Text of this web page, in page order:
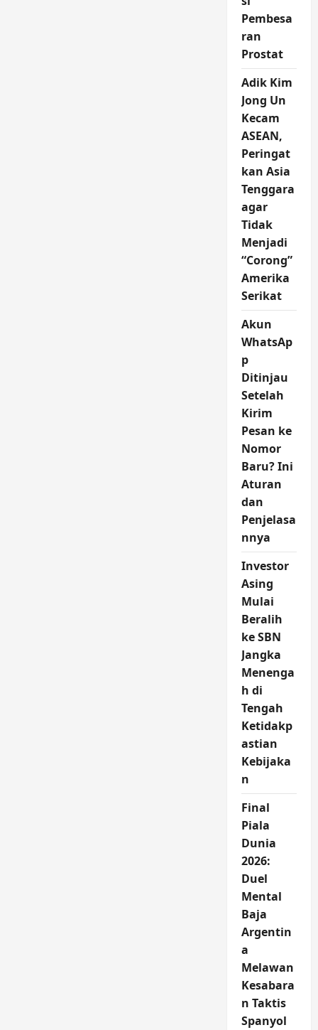
Pembesa
ran
Prostat
Adik Kim
Jong Un
Kecam
ASEAN,
Peringat
kan Asia
Tenggara
agar
Tidak
Menjadi
“Corong”
Amerika
Serikat
Akun
WhatsAp
p
Ditinjau
Setelah
Kirim
Pesan ke
Nomor
Baru? Ini
Aturan
dan
Penjelasa
nnya
Investor
Asing
Mulai
Beralih
ke SBN
Jangka
Menenga
h di
Tengah
Ketidakp
astian
Kebijaka
n
Final
Piala
Dunia
2026:
Duel
Mental
Baja
Argentin
a
Melawan
Kesabara
n Taktis
Spanyol